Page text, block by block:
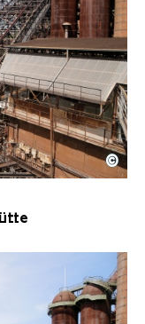
Hütte mit
Hütte | Karl
©